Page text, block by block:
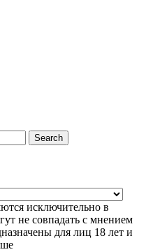
Search
исключительно в
не совпадать с мнением
для лиц 18 лет и